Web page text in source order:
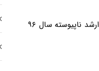
تعداد ۶۷ هزار و ۷۶۲ داوطلب تا ۸ صبح امروز برای شرکت در آزمون کارشناسی ارشد ناپیوسته سال ۹۶